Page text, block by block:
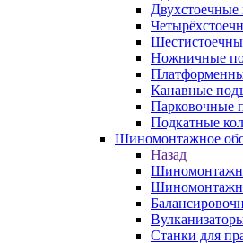
Ножничные
Канавные
Парковочные
Подкатные
Шиномонтажное
Назад
Станки для